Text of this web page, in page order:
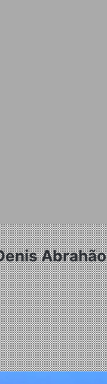
Abrahão